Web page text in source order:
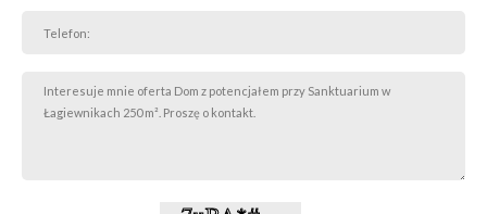
LOKALIZACJA:
W bezpośrednim sąsiedztwieSanktuarium Bożego Miłosierdzia
Bardzo dobra komunikacja: przystanki tramwajowe i autobusowe w
zasięgu kilku minut
Zainteresowanych zapraszam do kontaktu w celu umówienia